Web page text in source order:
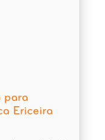
para
Ericeira